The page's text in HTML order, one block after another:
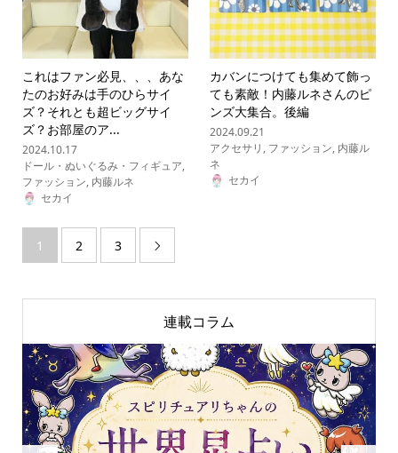
これはファン必見、、、あな
たのお好みは手のひらサイ
ズ？それとも超ビッグサイ
ズ？お部屋のア...
2024.10.17
ドール・ぬいぐるみ・フィギュア,
ファッション, 内藤ルネ
セカイ
カバンにつけても集めて飾っ
ても素敵！内藤ルネさんのピ
ンズ大集合。後編
2024.09.21
アクセサリ , ファッション, 内藤ル
ネ
セカイ
1 2 3 
連載コラム